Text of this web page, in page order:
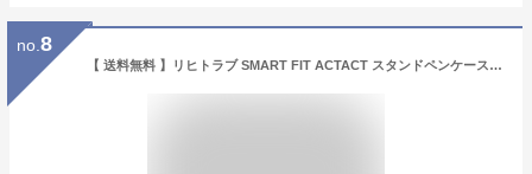
no. 8
【 送料無料 】リヒトラブ SMART FIT ACTACT スタンドペンケース オーバル タイプ 筆箱 立つ ペンケース ペン立て 小物入れ シリコン かわいい 文具女子 小学生 女の子 中学生 高校生 便利 記念品 贈り物 プレゼント シンプル